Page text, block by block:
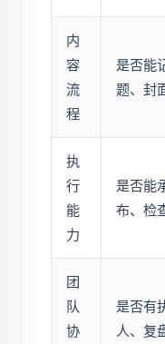
内
容
流
程
是否能
题、封
执
行
能
力
是否能
布、检
团
队
协
是否有
人、复